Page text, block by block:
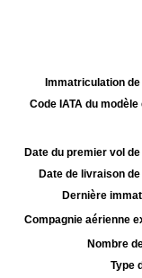
Immatriculation
Code IATA du
Date du premier vol
Date de livraison
Dernière
Compagnie aérienne
Nombre
Type